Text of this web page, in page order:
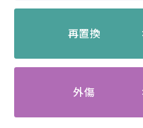
再置換
外傷